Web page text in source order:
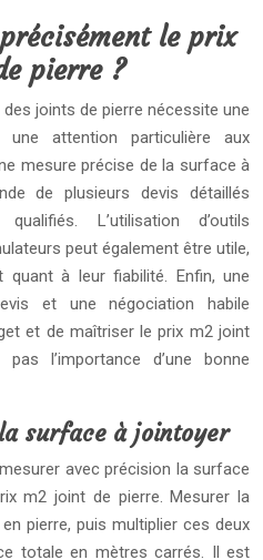
le prix
pierre ?
joints de pierre nécessite une
une attention particulière aux
mesure précise de la surface à
de plusieurs devis détaillés
L’utilisation d’outils
peut également être utile,
quant à leur fiabilité. Enfin, une
et une négociation habile
et de maîtriser le prix m2 joint
l’importance d’une bonne
surface à jointoyer
avec précision la surface
m2 joint de pierre. Mesurer la
pierre, puis multiplier ces deux
totale en mètres carrés. Il est